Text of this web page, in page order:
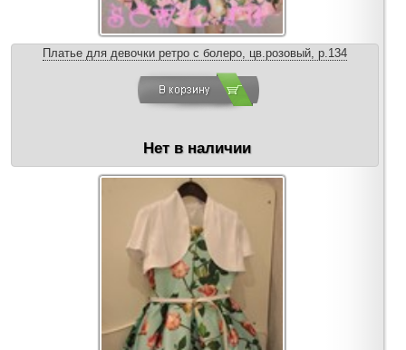
Платье для девочки ретро с болеро, цв.розовый, р.134
Нет в наличии